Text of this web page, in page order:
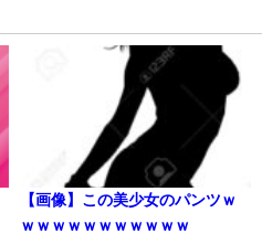
【画像】この美少女のパンツｗ
ｗｗｗｗｗｗｗｗｗｗｗ